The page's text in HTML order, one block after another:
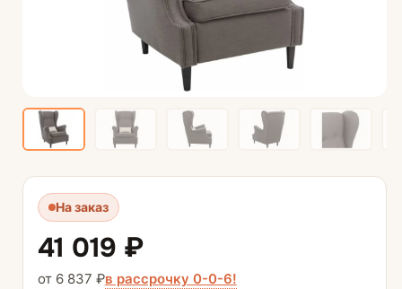
На заказ
41 019 ₽
от 6 837 ₽в рассрочку 0-0-6!